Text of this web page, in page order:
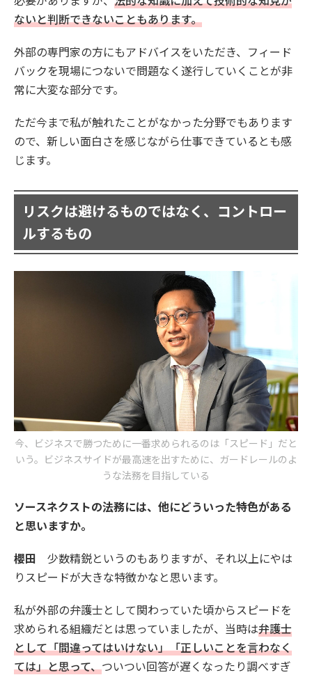
ないと判断できないこともあります。
外部の専門家の方にもアドバイスをいただき、フィード
バックを現場につないで問題なく遂行していくことが非
常に大変な部分です。
ただ今まで私が触れたことがなかった分野でもあります
ので、新しい面白さを感じながら仕事できているとも感
じます。
リスクは避けるものではなく、コントロー
ルするもの
今、ビジネスで勝つために一番求められるのは「スピード」だと
いう。ビジネスサイドが最高速を出すために、ガードレールのよ
うな法務を目指している
ソースネクストの法務には、他にどういった特色がある
と思いますか。
櫻田 少数精鋭というのもありますが、それ以上にやは
りスピードが大きな特徴かなと思います。
私が外部の弁護士として関わっていた頃からスピードを
求められる組織だとは思っていましたが、当時は弁護士
として「間違ってはいけない」「正しいことを言わなく
ては」と思って、ついつい回答が遅くなったり調べすぎ